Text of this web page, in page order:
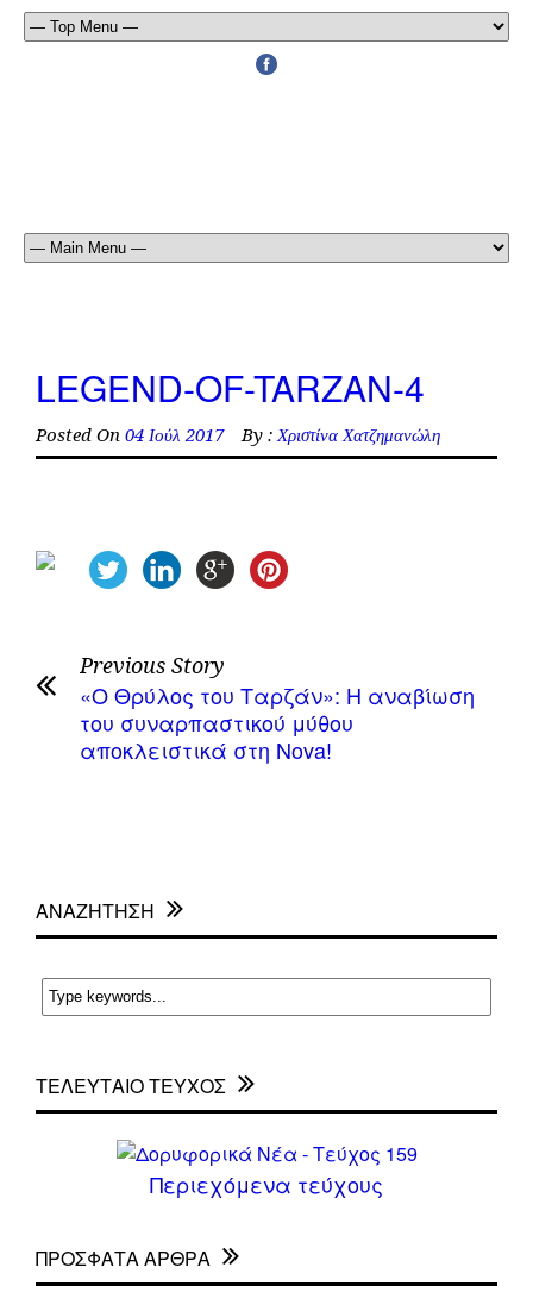
LEGEND-OF-TARZAN-4
Posted On 04 Ιούλ 2017 By : Χριστίνα Χατζημανώλη
Previous Story
«Ο Θρύλος του Ταρζάν»: Η αναβίωση
του συναρπαστικού μύθου
αποκλειστικά στη Nova!
ΑΝΑΖΗΤΗΣΗ
ΤΕΛΕΥΤΑΙΟ ΤΕΥΧΟΣ
Περιεχόμενα τεύχους
ΠΡΌΣΦΑΤΑ ΆΡΘΡΑ